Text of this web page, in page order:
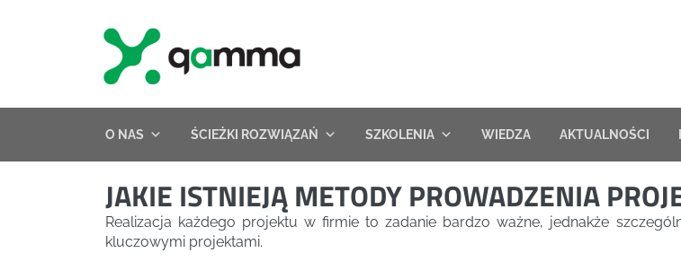
O NAS ŚCIEŻKI ROZWIĄZAŃ SZKOLENIA WIEDZA AKTUALNOŚCI
JAKIE ISTNIEJĄ METODY PROWADZENIA
Realizacja każdego projektu w firmie to zadanie bardzo ważne, jednakże
kluczowymi projektami.